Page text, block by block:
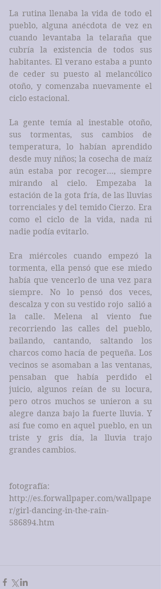
La rutina llenaba la vida de todo el
pueblo, alguna anécdota de vez en
cuando levantaba la telaraña que
cubría la existencia de todos sus
habitantes. El verano estaba a punto
de ceder su puesto al melancólico
otoño, y comenzaba nuevamente el
ciclo estacional.
La gente temía al inestable otoño,
sus tormentas, sus cambios de
temperatura, lo habían aprendido
desde muy niños; la cosecha de maíz
aún estaba por recoger…, siempre
mirando al cielo. Empezaba la
estación de la gota fría, de las lluvias
torrenciales y del temido Cierzo. Era
como el ciclo de la vida, nada ni
nadie podía evitarlo.
Era miércoles cuando empezó la
tormenta, ella pensó que ese miedo
había que vencerlo de una vez para
siempre. No lo pensó dos veces,
descalza y con su vestido rojo  salió a
la calle. Melena al viento fue
recorriendo las calles del pueblo,
bailando, cantando, saltando los
charcos como hacía de pequeña. Los
vecinos se asomaban a las ventanas,
pensaban que había perdido el
juicio, algunos reían de su locura,
pero otros muchos se unieron a su
alegre danza bajo la fuerte lluvia. Y
así fue como en aquel pueblo, en un
triste y gris día, la lluvia trajo
grandes cambios.
fotografía:
http://es.forwallpaper.com/wallpape
r/girl-dancing-in-the-rain-
586894.htm